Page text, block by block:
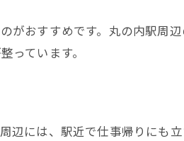
がおすすめです。丸の内駅周
っています。
辺には、駅近で仕事帰りにも立